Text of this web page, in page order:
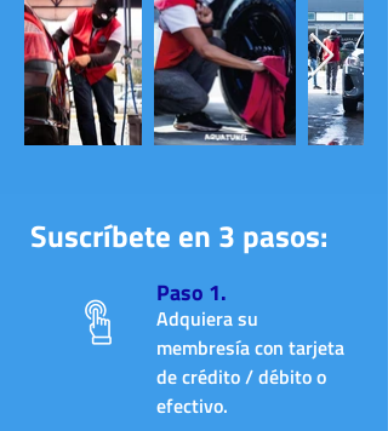
Suscríbete en 3 pasos:
Adquiera su
membresía con tarjeta
de crédito / débito o
efectivo.
Paso 1.